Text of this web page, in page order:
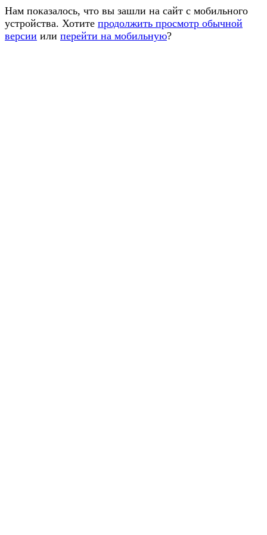
Нам показалось, что вы зашли на сайт с мобильного
устройства. Хотите продолжить просмотр обычной
версии или перейти на мобильную?